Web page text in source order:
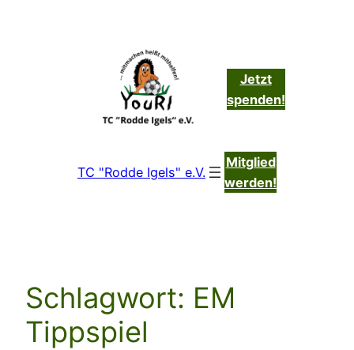
Jetzt
spenden!
TC "Rodde Igels" e.V.
Mitglied
werden!
Schlagwort: EM
Tippspiel